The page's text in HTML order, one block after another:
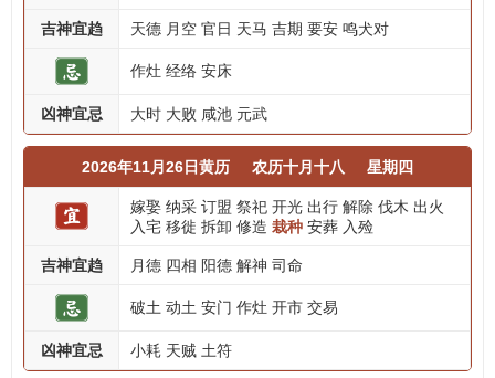
吉神宜趋 天德 月空 官日 天马 吉期 要安 鸣犬对
作灶 经络 安床
凶神宜忌 大时 大败 咸池 元武
2026年11月26日黄历 农历十月十八 星期四
嫁娶 纳采 订盟 祭祀 开光 出行 解除 伐木 出火
入宅 移徙 拆卸 修造 栽种 安葬 入殓
吉神宜趋 月德 四相 阳德 解神 司命
破土 动土 安门 作灶 开市 交易
凶神宜忌 小耗 天贼 土符